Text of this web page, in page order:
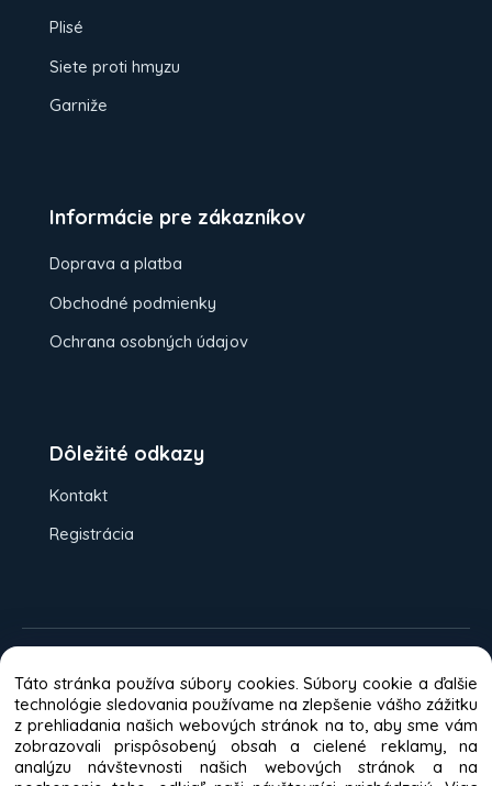
Plisé
Siete proti hmyzu
Garniže
Informácie pre zákazníkov
Doprava a platba
Obchodné podmienky
Ochrana osobných údajov
Dôležité odkazy
Kontakt
Registrácia
kartou
Bankový prevod
Odporúča väčšina zákazníkov
Táto stránka používa súbory cookies. Súbory cookie a ďalšie
technológie sledovania používame na zlepšenie vášho zážitku
z prehliadania našich webových stránok na to, aby sme vám
zobrazovali prispôsobený obsah a cielené reklamy, na
analýzu návštevnosti našich webových stránok a na